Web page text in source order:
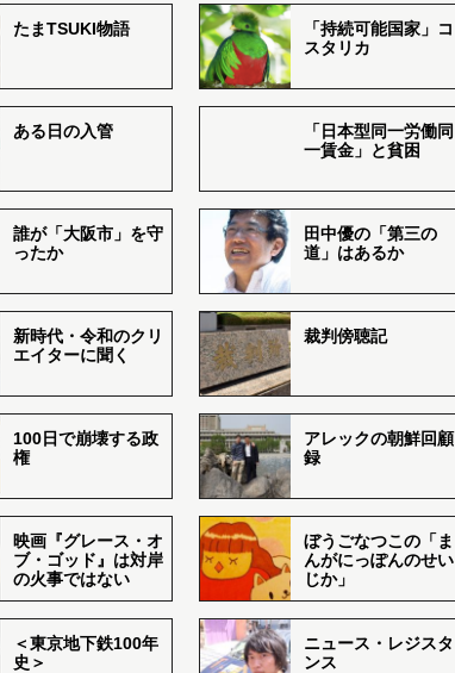
たまTSUKI物語
「持続可能国家」コ
スタリカ
ある日の入管
「日本型同一労働同
一賃金」と貧困
誰が「大阪市」を守
ったか
田中優の「第三の
道」はあるか
新時代・令和のクリ
エイターに聞く
裁判傍聴記
100日で崩壊する政
権
アレックの朝鮮回顧
録
映画『グレース・オ
ブ・ゴッド』は対岸
の火事ではない
ぼうごなつこの「ま
んがにっぽんのせい
じか」
＜東京地下鉄100年
史＞
ニュース・レジスタ
ンス